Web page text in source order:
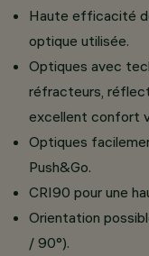
Haute efficacité
optique utilisée.
Optiques avec
réfracteurs,
excellent confort
Optiques
Push&Go.
CRI90 pour une
Orientation
/ 90°).